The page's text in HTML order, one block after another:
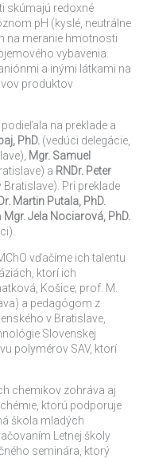
skúmajú redoxné
pH (kyslé, neutrálne
na meranie hmotnosti
vybavenia.
a inými látkami na
produktov
na preklade a
PhD. (vedúci delegácie,
Mgr. Samuel
a RNDr. Peter
Pri preklade
Martin Putala, PhD.
Mgr. Jela Nociarová, PhD.
vďačíme ich talentu
ktorí ich
Košice; prof. M.
a pedagógom z
v Bratislave,
Slovenskej
polymérov SAV, ktorí
chemikov zohráva aj
ktorú podporuje
škola mladých
Letnej školy
seminára, ktorý